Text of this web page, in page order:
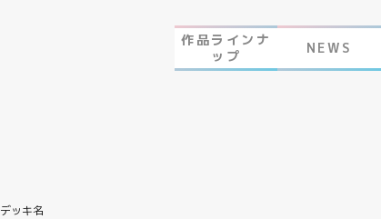
作品ラインナ
ップ
NEWS
デッキ名